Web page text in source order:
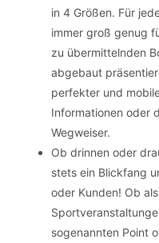
in 4 Größen. Für
immer groß genug
zu übermittelnden
abgebaut
perfekter und
Informationen oder
Wegweiser.
Ob drinnen oder
stets ein Blickfang
oder Kunden! Ob
sogenannten Point